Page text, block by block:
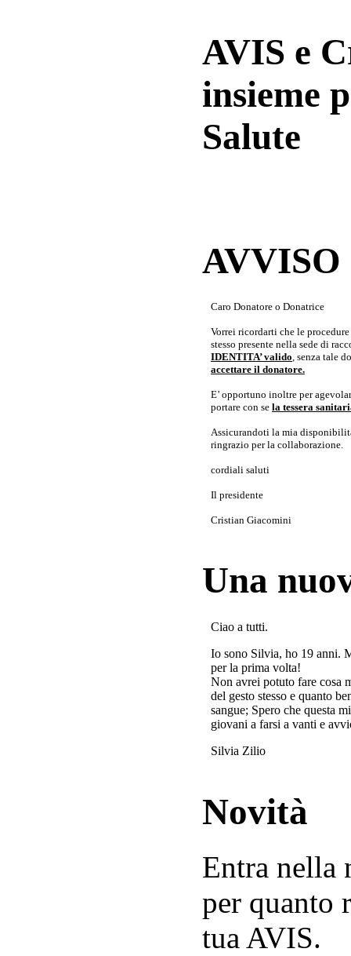
AVIS e
insieme
Salute
Caro Donatore o Donatrice
Vorrei ricordarti che le
stesso presente nella sede di
IDENTITA’ valido, senza tale
accettare il donatore.
E’ opportuno inoltre per
portare con se la tessera
Assicurandoti la mia
ringrazio per la collaborazione.
cordiali saluti
Il presidente
Cristian Giacomini
Una
Ciao a tutti.
Io sono Silvia, ho 19 anni.
per la prima volta!
Non avrei potuto fare cosa
del gesto stesso e quanto
sangue; Spero che questa
giovani a farsi a vanti e
Silvia Zilio
Novità
Entra nella
per quanto
tua AVIS.